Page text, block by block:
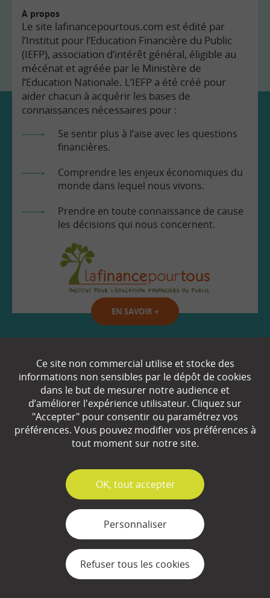
À propos
Le site lafinancepourtous.com est édité par
l’Institut pour l’Education Financière du Public
(IEFP), association d’intérêt général, éligible au
mécénat et agréée par le Ministère de
l’Education Nationale. L’IEFP a été créé pour
aider chacun à acquérir les bases de
connaissances nécessaires pour :
Se sentir plus à l’aise avec les questions
financières.
Comprendre les enjeux économiques du
monde dans lequel nous vivons.
Prendre en toute connaissance de cause
les décisions qui nous concernent.
EN SAVOIR +
Partenaires
Espace Presse
Plan du site
Mentions légales
Gestion des cookies
Ce site non commercial utilise et stocke des
informations non sensibles par le dépôt de cookies
dans le but de mesurer notre audience et
d’améliorer l'expérience utilisateur. Cliquez sur
"Accepter" pour consentir ou paramétrez vos
préférences. Vous pouvez modifier vos préférences à
tout moment sur notre site.
✓
OK, tout accepter
Personnaliser
Refuser tous les cookies